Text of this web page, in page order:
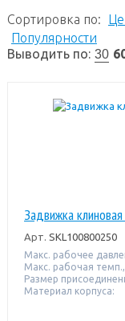
Сортировка по:
Популярности
Выводить по: 30
Задвижка
Арт. SKL100800250
Макс. рабочее
Макс. рабочая темп.,
Размер
Материал корпуса: